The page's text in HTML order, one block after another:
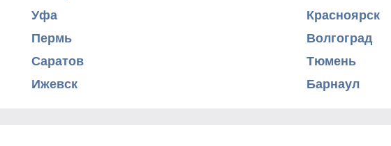
Уфа
Красноярск
Пермь
Волгоград
Саратов
Тюмень
Ижевск Барнаул